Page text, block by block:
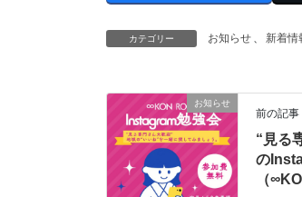
カテゴリー お知らせ 、 新着情
お知らせ
前の記事
“見る
の
（